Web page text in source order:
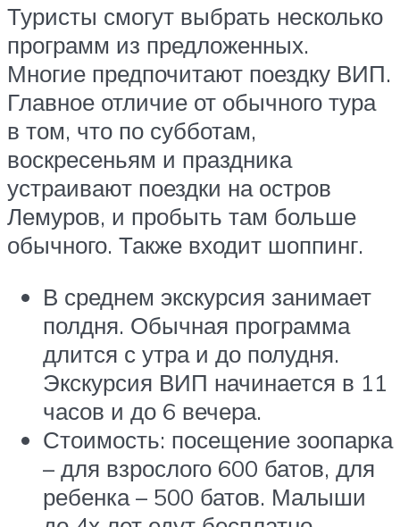
Туристы смогут выбрать несколько
программ из предложенных.
Многие предпочитают поездку ВИП.
Главное отличие от обычного тура
в том, что по субботам,
воскресеньям и праздника
устраивают поездки на остров
Лемуров, и пробыть там больше
обычного. Также входит шоппинг.
В среднем экскурсия занимает
полдня. Обычная программа
длится с утра и до полудня.
Экскурсия ВИП начинается в 11
часов и до 6 вечера.
Стоимость: посещение зоопарка
– для взрослого 600 батов, для
ребенка – 500 батов. Малыши